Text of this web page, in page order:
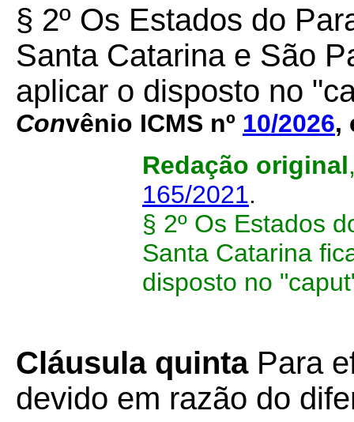
§ 2º Os Estados do
Santa Catarina e São
aplicar o disposto no
Convênio ICMS nº 10/2026,
Redação original
165/2021.
§ 2º Os Estados
Santa Catarina
disposto no
Cláusula quintaPara
devido em razão do